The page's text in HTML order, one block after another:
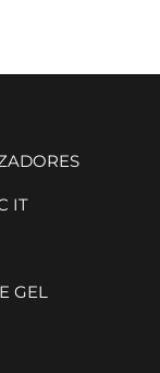
IT
GEL